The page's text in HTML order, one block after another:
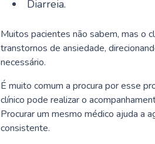
Diarreia.
Muitos pacientes não sabem, mas o
transtornos de ansiedade,
necessário.
É muito comum a procura por esse
clínico pode realizar o
Procurar um mesmo médico ajuda a
consistente.